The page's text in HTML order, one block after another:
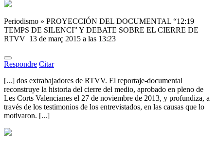
Periodismo » PROYECCIÓN DEL DOCUMENTAL “12:19
TEMPS DE SILENCI” Y DEBATE SOBRE EL CIERRE DE
RTVV 13 de març 2015 a las 13:23
Respondre Citar
[...] dos extrabajadores de RTVV. El reportaje-documental
reconstruye la historia del cierre del medio, aprobado en pleno de
Les Corts Valencianes el 27 de noviembre de 2013, y profundiza, a
través de los testimonios de los entrevistados, en las causas que lo
motivaron. [...]